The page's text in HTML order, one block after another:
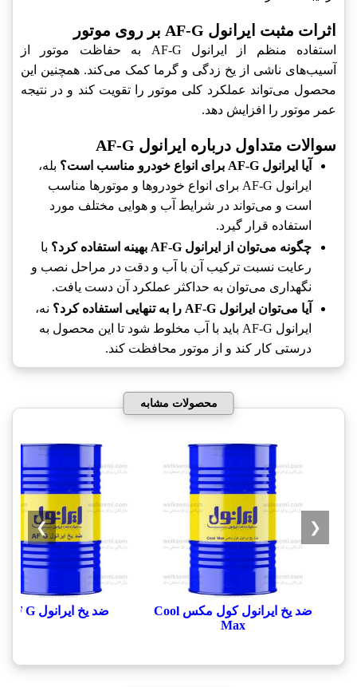
اثرات مثبت ایرانول AF-G بر روی موتور
استفاده منظم از ایرانول AF-G به حفاظت موتور از
آسیب‌های ناشی از یخ زدگی و گرما کمک می‌کند. همچنین این
محصول می‌تواند عملکرد کلی موتور را تقویت کند و در نتیجه
عمر موتور را افزایش دهد.
سوالات متداول درباره ایرانول AF-G
آیا ایرانول AF-G برای انواع خودرو مناسب است؟
بله،
ایرانول AF-G برای انواع خودروها و موتورها مناسب
است و می‌تواند در شرایط آب و هوایی مختلف مورد
استفاده قرار گیرد.
چگونه می‌توان از ایرانول AF-G بهینه استفاده کرد؟
با
رعایت نسبت ترکیب آن با آب و دقت در مراحل نصب و
نگهداری می‌توان به حداکثر عملکرد آن دست یافت.
آیا می‌توان ایرانول AF-G را به تنهایی استفاده کرد؟
نه،
ایرانول AF-G باید با آب مخلوط شود تا این محصول به
درستی کار کند و از موتور محافظت کند.
محصولات مشابه
ضد یخ ایرانول کول مکس Cool
Max
ضد یخ ایرانول AF G
❮
❯